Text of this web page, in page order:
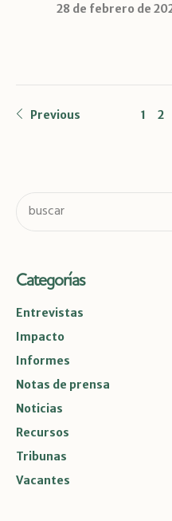
28 de febrero de
Previous 1 2
Categorías
Entrevistas
Impacto
Informes
Notas de prensa
Noticias
Recursos
Tribunas
Vacantes